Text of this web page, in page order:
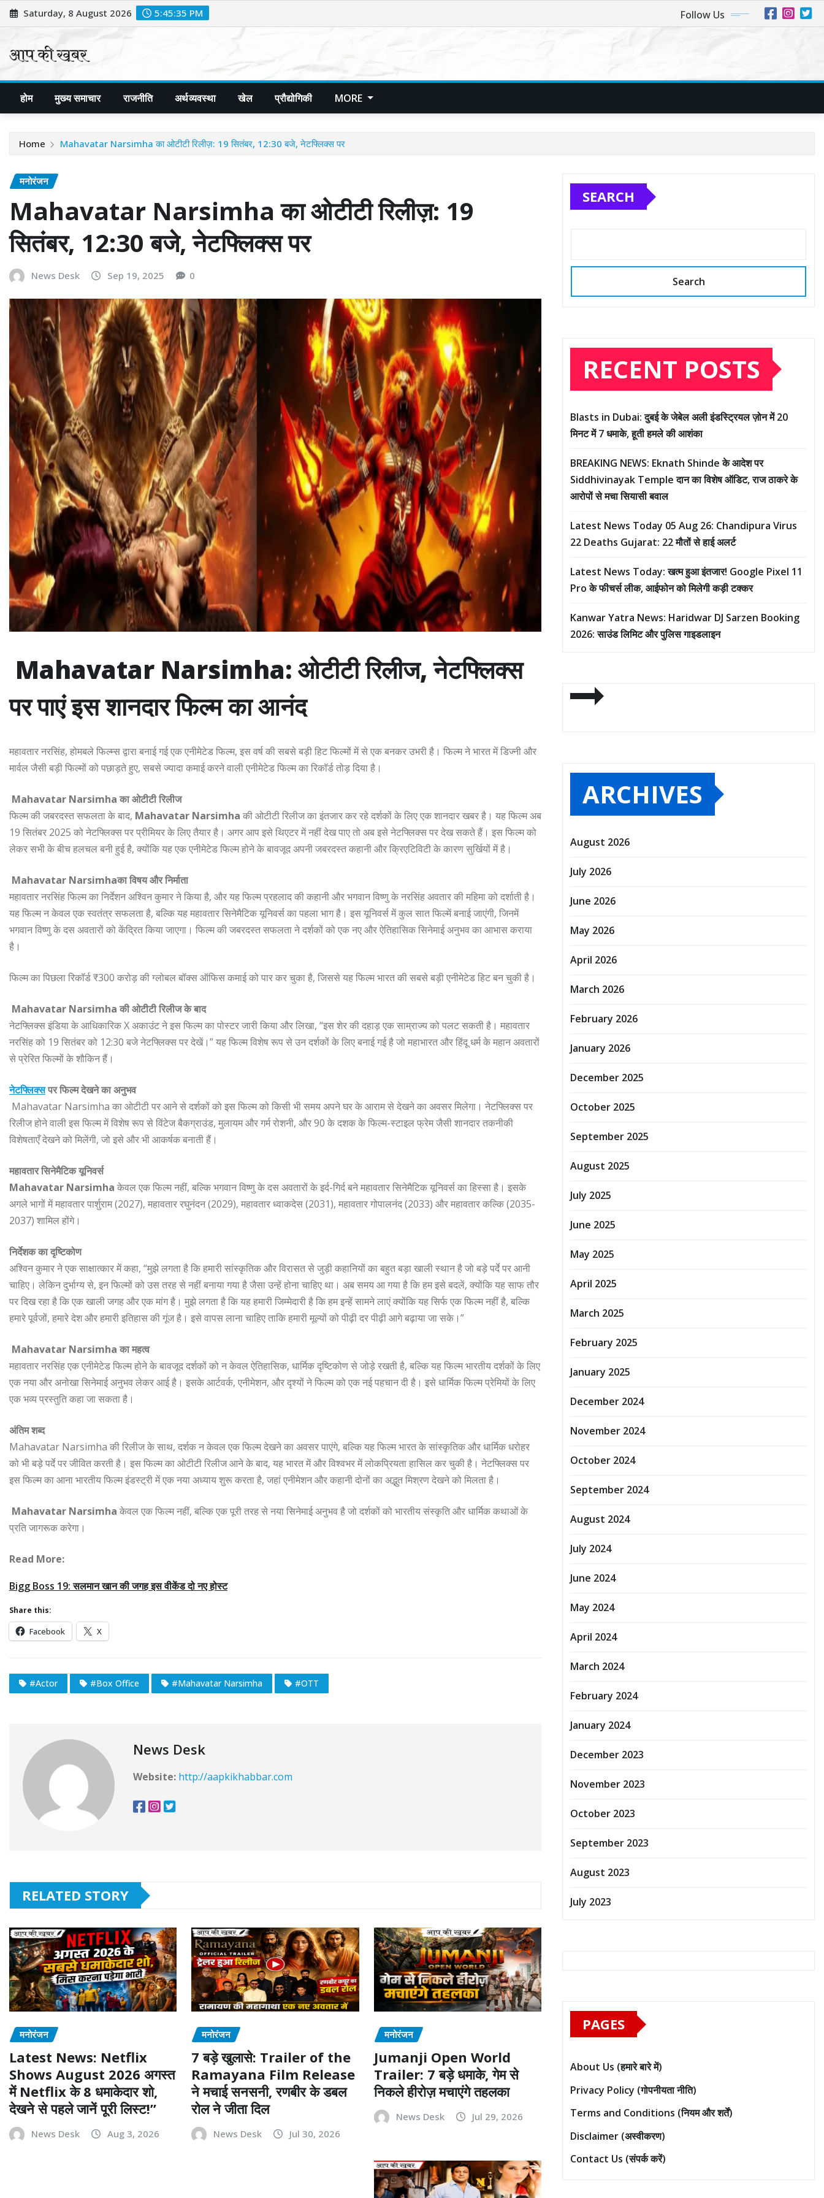
Skip
to
Saturday, 8 August 2026 5:45:37 PM Follow Us
होम मुख्य समाचार राजनीति अर्थव्यवस्था खेल प्रौद्योगिकी MORE
Home Mahavatar Narsimha का ओटीटी रिलीज़: 19 सितंबर, 12:30 बजे, नेटफ्लिक्स पर
मनोरंजन
Mahavatar Narsimha का ओटीटी रिलीज़: 19
सितंबर, 12:30 बजे, नेटफ्लिक्स पर
News Desk Sep 19, 2025 0
Mahavatar Narsimha: ओटीटी रिलीज, नेटफ्लिक्स
पर पाएं इस शानदार फिल्म का आनंद
महावतार नरसिंह, होमबले फिल्म्स द्वारा बनाई गई एक एनीमेटेड फिल्म, इस वर्ष की सबसे बड़ी हिट फिल्मों में से एक बनकर उभरी है। फिल्म ने भारत में डिज्नी और
मार्वल जैसी बड़ी फिल्मों को पछाड़ते हुए, सबसे ज्यादा कमाई करने वाली एनीमेटेड फिल्म का रिकॉर्ड तोड़ दिया है।
Mahavatar Narsimha का ओटीटी रिलीज
फिल्म की जबरदस्त सफलता के बाद, Mahavatar Narsimha की ओटीटी रिलीज का इंतजार कर रहे दर्शकों के लिए एक शानदार खबर है। यह फिल्म अब
19 सितंबर 2025 को नेटफ्लिक्स पर प्रीमियर के लिए तैयार है। अगर आप इसे थिएटर में नहीं देख पाए तो अब इसे नेटफ्लिक्स पर देख सकते हैं। इस फिल्म को
लेकर सभी के बीच हलचल बनी हुई है, क्योंकि यह एक एनीमेटेड फिल्म होने के बावजूद अपनी जबरदस्त कहानी और क्रिएटिविटी के कारण सुर्खियों में है।
Mahavatar Narsimhaका विषय और निर्माता
महावतार नरसिंह फिल्म का निर्देशन अश्विन कुमार ने किया है, और यह फिल्म प्रहलाद की कहानी और भगवान विष्णु के नरसिंह अवतार की महिमा को दर्शाती है।
यह फिल्म न केवल एक स्वतंत्र सफलता है, बल्कि यह महावतार सिनेमैटिक यूनिवर्स का पहला भाग है। इस यूनिवर्स में कुल सात फिल्में बनाई जाएंगी, जिनमें
भगवान विष्णु के दस अवतारों को केंद्रित किया जाएगा। फिल्म की जबरदस्त सफलता ने दर्शकों को एक नए और ऐतिहासिक सिनेमाई अनुभव का आभास कराया
है।
फिल्म का पिछला रिकॉर्ड ₹300 करोड़ की ग्लोबल बॉक्स ऑफिस कमाई को पार कर चुका है, जिससे यह फिल्म भारत की सबसे बड़ी एनीमेटेड हिट बन चुकी है।
Mahavatar Narsimha की ओटीटी रिलीज के बाद
नेटफ्लिक्स इंडिया के आधिकारिक X अकाउंट ने इस फिल्म का पोस्टर जारी किया और लिखा, “इस शेर की दहाड़ एक साम्राज्य को पलट सकती है। महावतार
नरसिंह को 19 सितंबर को 12:30 बजे नेटफ्लिक्स पर देखें।” यह फिल्म विशेष रूप से उन दर्शकों के लिए बनाई गई है जो महाभारत और हिंदू धर्म के महान अवतारों
से प्रेरित फिल्मों के शौकिन हैं।
नेटफ्लिक्सपर फिल्म देखने का अनुभव
Mahavatar Narsimha का ओटीटी पर आने से दर्शकों को इस फिल्म को किसी भी समय अपने घर के आराम से देखने का अवसर मिलेगा। नेटफ्लिक्स पर
रिलीज होने वाली इस फिल्म में विशेष रूप से विंटेज बैकग्राउंड, मुलायम और गर्म रोशनी, और 90 के दशक के फिल्म-स्टाइल फ्रेम जैसी शानदार तकनीकी
विशेषताएँ देखने को मिलेंगी, जो इसे और भी आकर्षक बनाती हैं।
महावतार सिनेमैटिक यूनिवर्स
Mahavatar Narsimha केवल एक फिल्म नहीं, बल्कि भगवान विष्णु के दस अवतारों के इर्द-गिर्द बने महावतार सिनेमैटिक यूनिवर्स का हिस्सा है। इसके
अगले भागों में महावतार पार्शुराम (2027), महावतार रघुनंदन (2029), महावतार ध्वाकदेस (2031), महावतार गोपालनंद (2033) और महावतार कल्कि (2035-
2037) शामिल होंगे।
निर्देशक का दृष्टिकोण
अश्विन कुमार ने एक साक्षात्कार में कहा, “मुझे लगता है कि हमारी सांस्कृतिक और विरासत से जुड़ी कहानियों का बहुत बड़ा खाली स्थान है जो बड़े पर्दे पर आनी
चाहिए। लेकिन दुर्भाग्य से, इन फिल्मों को उस तरह से नहीं बनाया गया है जैसा उन्हें होना चाहिए था। अब समय आ गया है कि हम इसे बदलें, क्योंकि यह साफ तौर
पर दिख रहा है कि एक खाली जगह और एक मांग है। मुझे लगता है कि यह हमारी जिम्मेदारी है कि हम इन्हें सामने लाएं क्योंकि यह सिर्फ एक फिल्म नहीं है, बल्कि
हमारे पूर्वजों, हमारे देश और हमारी इतिहास की गूंज है। इसे वापस लाना चाहिए ताकि हमारी मूल्यों को पीढ़ी दर पीढ़ी आगे बढ़ाया जा सके।”
Mahavatar Narsimha का महत्व
महावतार नरसिंह एक एनीमेटेड फिल्म होने के बावजूद दर्शकों को न केवल ऐतिहासिक, धार्मिक दृष्टिकोण से जोड़े रखती है, बल्कि यह फिल्म भारतीय दर्शकों के लिए
एक नया और अनोखा सिनेमाई अनुभव लेकर आई है। इसके आर्टवर्क, एनीमेशन, और दृश्यों ने फिल्म को एक नई पहचान दी है। इसे धार्मिक फिल्म प्रेमियों के लिए
एक भव्य प्रस्तुति कहा जा सकता है।
अंतिम शब्द
Mahavatar Narsimha की रिलीज के साथ, दर्शक न केवल एक फिल्म देखने का अवसर पाएंगे, बल्कि यह फिल्म भारत के सांस्कृतिक और धार्मिक धरोहर
को भी बड़े पर्दे पर जीवित करती है। इस फिल्म का ओटीटी रिलीज आने के बाद, यह भारत में और विश्वभर में लोकप्रियता हासिल कर चुकी है। नेटफ्लिक्स पर
इस फिल्म का आना भारतीय फिल्म इंडस्ट्री में एक नया अध्याय शुरू करता है, जहां एनीमेशन और कहानी दोनों का अद्भुत मिश्रण देखने को मिलता है।
Mahavatar Narsimha केवल एक फिल्म नहीं, बल्कि एक पूरी तरह से नया सिनेमाई अनुभव है जो दर्शकों को भारतीय संस्कृति और धार्मिक कथाओं के
प्रति जागरूक करेगा।
Read More:
Bigg Boss 19: सलमान खान की जगह इस वीकेंड दो नए होस्ट
Share this:
Facebook X
#Actor #Box Office #Mahavatar Narsimha #OTT
News Desk
Website: http://aapkikhabbar.com
RELATED STORY
मनोरंजन
Latest News: Netflix
Shows August 2026 अगस्त
में Netflix के 8 धमाकेदार शो,
देखने से पहले जानें पूरी लिस्ट!”
News Desk Aug 3, 2026
मनोरंजन
7 बड़े खुलासे: Trailer of the
Ramayana Film Release
ने मचाई सनसनी, रणबीर के डबल
रोल ने जीता दिल
News Desk Jul 30, 2026
मनोरंजन
Jumanji Open World
Trailer: 7 बड़े धमाके, गेम से
निकले हीरोज़ मचाएंगे तहलका
News Desk Jul 29, 2026
SEARCH
Search
RECENT POSTS
Blasts in Dubai: दुबई के जेबेल अली इंडस्ट्रियल ज़ोन में 20
मिनट में 7 धमाके, हूती हमले की आशंका
BREAKING NEWS: Eknath Shinde के आदेश पर
Siddhivinayak Temple दान का विशेष ऑडिट, राज ठाकरे के
आरोपों से मचा सियासी बवाल
Latest News Today 05 Aug 26: Chandipura Virus
22 Deaths Gujarat: 22 मौतों से हाई अलर्ट
Latest News Today: खत्म हुआ इंतजार! Google Pixel 11
Pro के फीचर्स लीक, आईफोन को मिलेगी कड़ी टक्कर
Kanwar Yatra News: Haridwar DJ Sarzen Booking
2026: साउंड लिमिट और पुलिस गाइडलाइन
ARCHIVES
August 2026
July 2026
June 2026
May 2026
April 2026
March 2026
February 2026
January 2026
December 2025
October 2025
September 2025
August 2025
July 2025
June 2025
May 2025
April 2025
March 2025
February 2025
January 2025
December 2024
November 2024
October 2024
September 2024
August 2024
July 2024
June 2024
May 2024
April 2024
March 2024
February 2024
January 2024
December 2023
November 2023
October 2023
September 2023
August 2023
July 2023
PAGES
About Us (हमारे बारे में)
Privacy Policy (गोपनीयता नीति)
Terms and Conditions (नियम और शर्तें)
Disclaimer (अस्वीकरण)
Contact Us (संपर्क करें)